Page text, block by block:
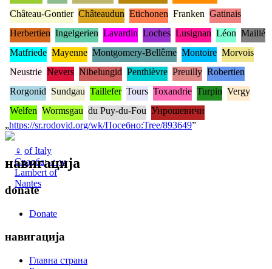
♀ of Italy
Свадба:♂ w
Lambert of
Nantes
Château-Gontier Châteaudun Etichonen Franken Gatinais
Herbertien Ingelgerien Lavardin Loches Lusignan Léon Maillé
Matfriede Mayenne Montgomery-Bellême Montoire Morvois
Neustrie Nevers Nibelungid Penthièvre Preuilly Robertien
Rorgonid Sundgau Taillefer Tours Toxandrie Turpin Vergy
Welfen Wormsgau du Puy-du-Fou Унрошевичи
„https://sr.rodovid.org/wk/Посебно:Tree/893649”
навигација
donate
Donate
навигација
Главна страна